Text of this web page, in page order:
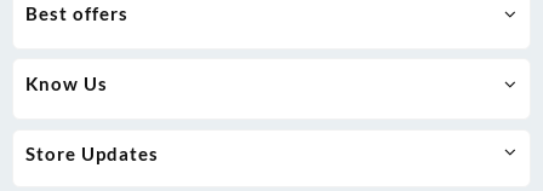
Best offers
Know Us
Store Updates